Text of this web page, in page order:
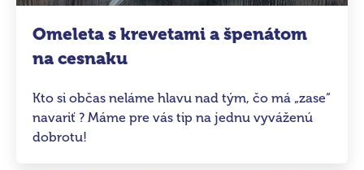
Omeleta s krevetami a špenátom
na cesnaku
Kto si občas neláme hlavu nad tým, čo má „zase“
navariť ? Máme pre vás tip na jednu vyváženú
dobrotu!